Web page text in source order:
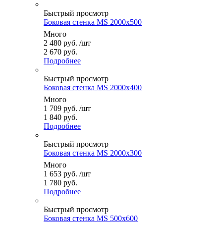
Быстрый просмотр
Боковая стенка MS 2000x500
Много
2 480 руб. /шт
2 670 руб.
Подробнее
Быстрый просмотр
Боковая стенка MS 2000x400
Много
1 709 руб. /шт
1 840 руб.
Подробнее
Быстрый просмотр
Боковая стенка MS 2000x300
Много
1 653 руб. /шт
1 780 руб.
Подробнее
Быстрый просмотр
Боковая стенка MS 500x600